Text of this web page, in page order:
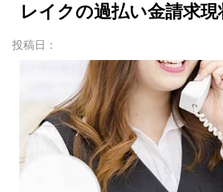
レイクの過払い金請求
投稿日：